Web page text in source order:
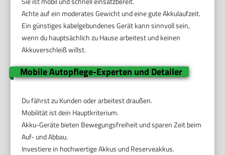
Achte auf ein moderates Gewicht und eine gute Akkulaufzeit.
Ein günstiges kabelgebundenes Gerät kann sinnvoll sein,
wenn du hauptsächlich zu Hause arbeitest und keinen
Akkuverschleiß willst.
Mobile Autopflege-Experten und Detailer
Du fährst zu Kunden oder arbeitest draußen.
Mobilität ist dein Hauptkriterium.
Akku-Geräte bieten Bewegungsfreiheit und sparen Zeit beim
Auf- und Abbau.
Investiere in hochwertige Akkus und Reserveakkus.